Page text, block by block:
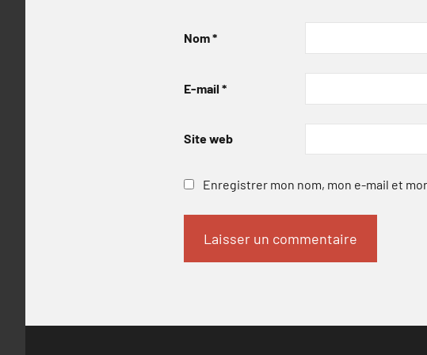
Nom*
E-mail *
Site web
Enregistrer mon nom, mon e-mail et